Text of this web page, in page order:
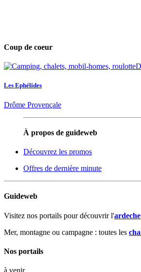
Coup de coeur
Les Ephélides
Drôme Provençale
À propos de guideweb
Découvrez les promos
Offres de dernière minute
Guideweb
Visitez nos portails pour découvrir l'ardeche
Mer, montagne ou campagne : toutes les
Nos portails
à venir...